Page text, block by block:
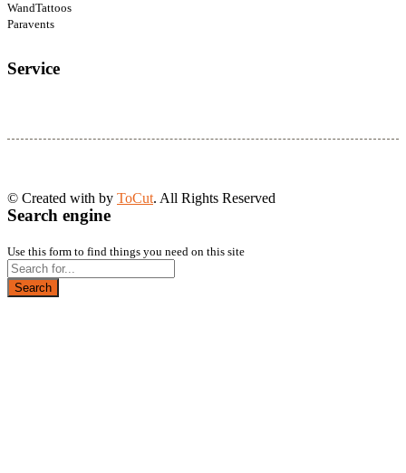
WandTattoos
Paravents
Service
© Created with by ToCut. All Rights Reserved
Search engine
Use this form to find things you need on this site
Search